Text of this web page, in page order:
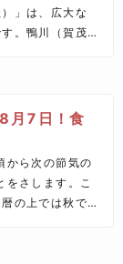
」は、広大な
。鴨川（賀茂
の情報をご紹
月7日！食
から次の節気の
をさします。こ
の上では秋で